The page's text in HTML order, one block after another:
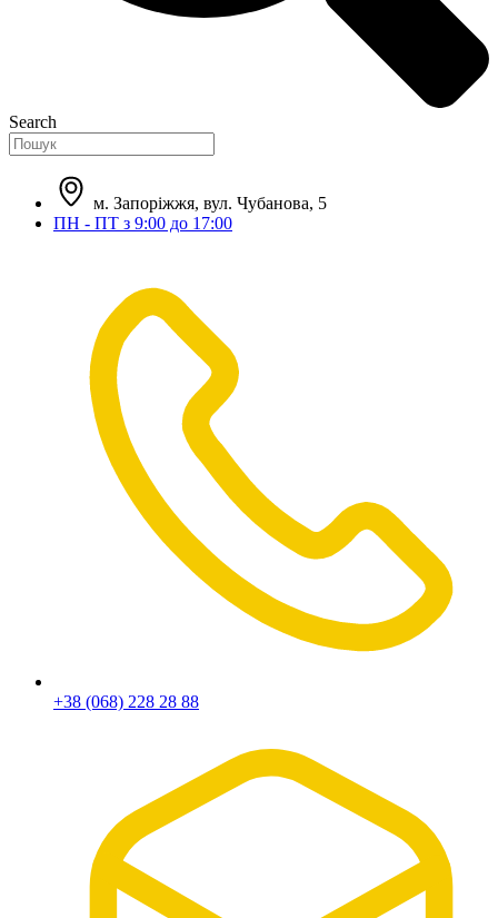
Search
м. Запоріжжя, вул. Чубанова, 5
ПН - ПТ з 9:00 до 17:00
+38 (068) 228 28 88